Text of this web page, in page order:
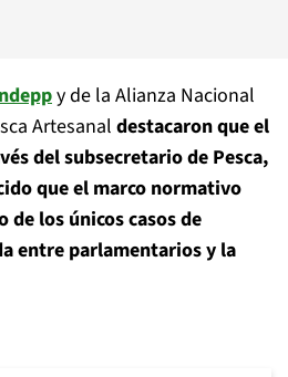
y de la Alianza Nacional
Artesanal destacaron que el
del subsecretario de Pesca,
que el marco normativo
los únicos casos de
entre parlamentarios y la